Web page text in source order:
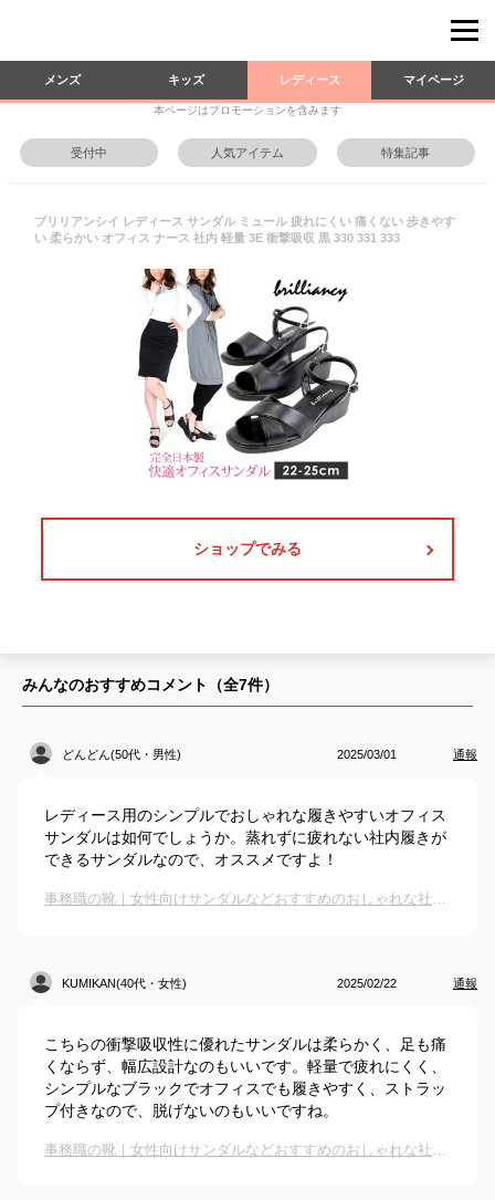
メンズ キッズ レディース マイページ
本ページはプロモーションを含みます
受付中 人気アイテム 特集記事
ブリリアンシイ レディース サンダル ミュール 疲れにくい 痛くない 歩きやす
い 柔らかい オフィス ナース 社内 軽量 3E 衝撃吸収 黒 330 331 333
ショップでみる
みんなのおすすめコメント（全7件）
どんどん(50代・男性) 2025/03/01 通報
レディース用のシンプルでおしゃれな履きやすいオフィス
サンダルは如何でしょうか。蒸れずに疲れない社内履きが
できるサンダルなので、オススメですよ！
事務職の靴｜女性向けサンダルなどおすすめのおしゃれな社内履きは？
KUMIKAN(40代・女性) 2025/02/22 通報
こちらの衝撃吸収性に優れたサンダルは柔らかく、足も痛
くならず、幅広設計なのもいいです。軽量で疲れにくく、
シンプルなブラックでオフィスでも履きやすく、ストラッ
プ付きなので、脱げないのもいいですね。
事務職の靴｜女性向けサンダルなどおすすめのおしゃれな社内履きは？